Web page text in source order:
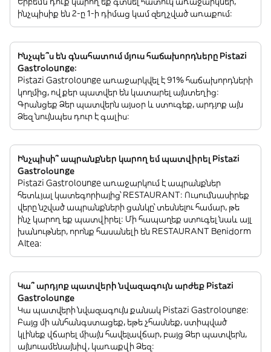
ինչպիսիք են 2-ը 1-ի դիմաց կամ զեղչված առաքում:
Ինչպե՞ս են գնահատում մյուս հաճախորդները Pistazi
Gastrolounge:
Pistazi Gastrolounge առաջարկվել է 91% հաճախորդների
կողմից, ովքեր պատվեր են կատարել այնտեղից:
Գրանցեք Ձեր պատվերն այսօր և ստուգեք, արդյոք այն
Ձեզ նույնպես դուր է գալիս:
Ինչպիսի՞ ապրանքներ կարող եմ պատվիրել Pistazi
Gastrolounge
Pistazi Gastrolounge առաջարկում է ապրանքներ
հետևյալ կատեգորիայից՝ RESTAURANT: Ուսումնասիրեք
վերը նշված ապրանքների ցանկը՝ տեսնելու համար, թե
ինչ կարող եք պատվիրել: Մի հապաղեք ստուգել նաև այլ
խանութներ, որոնք հասանելի են RESTAURANT Benidorm
Altea:
Կա՞ արդյոք պատվերի նվազագույն արժեք Pistazi
Gastrolounge
Կա պատվերի նվազագույն քանակ Pistazi Gastrolounge:
Բայց մի անհանգստացեք, եթե չհասնեք, ստիպված
կլինեք վճարել միայն հավելավճար, բայց Ձեր պատվերն,
այնուամենայնիվ, կառաքվի Ձեզ: